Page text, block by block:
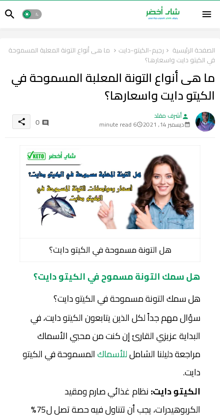
الصفحة الرئيسية رجيم-الكيتو-دايت
ما هى أنواع التونة المعلبة المسموحة
في الكيتو دايت واسعارها؟
ما هى أنواع التونة المعلبة المسموحة في
الكيتو دايت واسعارها؟
personأشرف مقلد
ديسمبر 14, 2021 6 minute read
0
share
هل التونة مسموحة في الكيتو دايت؟
هل سمك التونة مسموح في الكيتو دايت؟
هل سمك التونة مسموحة في الكيتو دايت؟
سؤال مهم جداً لكل الذين يتابعون الكيتو دايت، في
البداية عزيزي القارئ إن كنت من محبي الأسماك
مراجعة دليلنا الشاملللأسماكالمسموحة في الكيتو
دايت.
الكيتو دايت:نظام غذائي صارم ومقيد
الكربوهيدرات، يجب أن تتناول فيه حصة تصل ل75%